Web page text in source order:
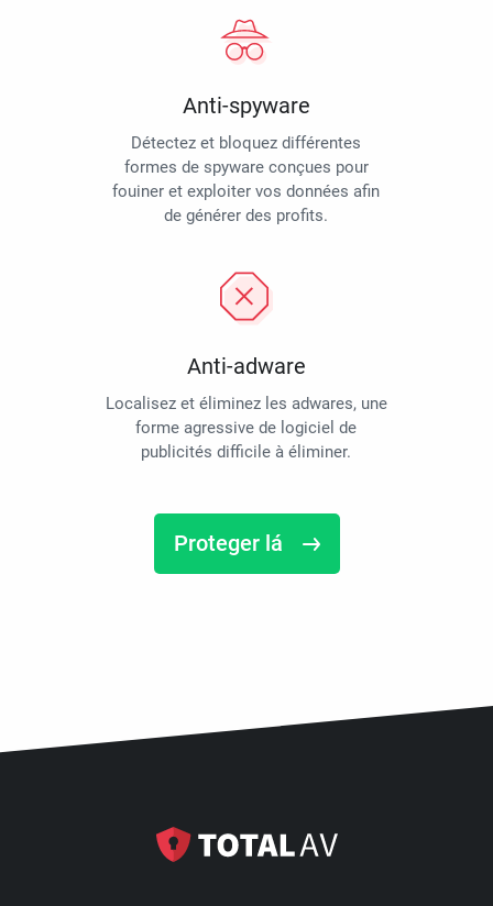
Anti-spyware
Détectez et bloquez différentes
formes de spyware conçues pour
fouiner et exploiter vos données afin
de générer des profits.
Anti-adware
Localisez et éliminez les adwares, une
forme agressive de logiciel de
publicités difficile à éliminer.
Proteger lá